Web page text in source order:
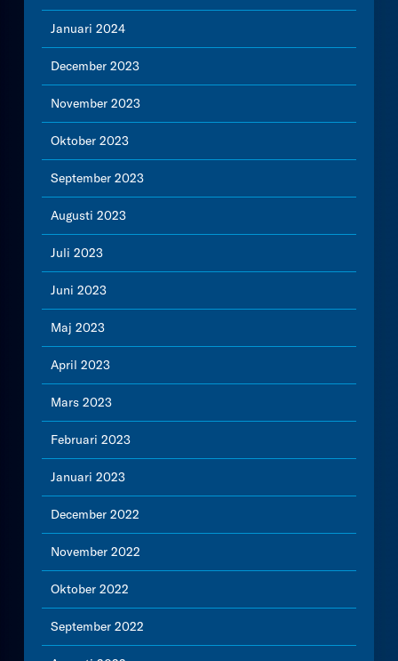
Januari 2024
December 2023
November 2023
Oktober 2023
September 2023
Augusti 2023
Juli 2023
Juni 2023
Maj 2023
April 2023
Mars 2023
Februari 2023
Januari 2023
December 2022
November 2022
Oktober 2022
September 2022